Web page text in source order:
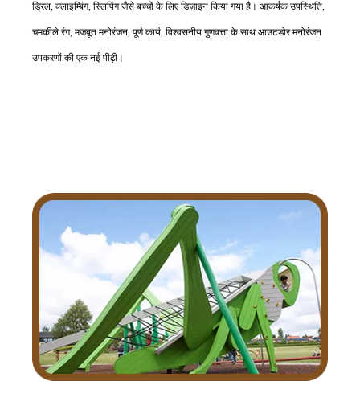
ड्रिल, क्लाइम्बिंग, स्लिपिंग जैसे बच्चों के लिए डिज़ाइन किया गया है। आकर्षक उपस्थिति,
चमकीले रंग, मजबूत मनोरंजन, पूर्ण कार्य, विश्वसनीय गुणवत्ता के साथ आउटडोर मनोरंजन
उपकरणों की एक नई पीढ़ी।